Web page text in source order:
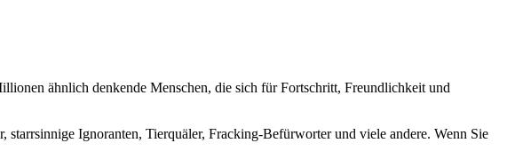
ähnlich denkende Menschen, die sich für Fortschritt, Freundlichkeit und
starrsinnige Ignoranten, Tierquäler, Fracking-Befürworter und viele andere. Wenn Sie